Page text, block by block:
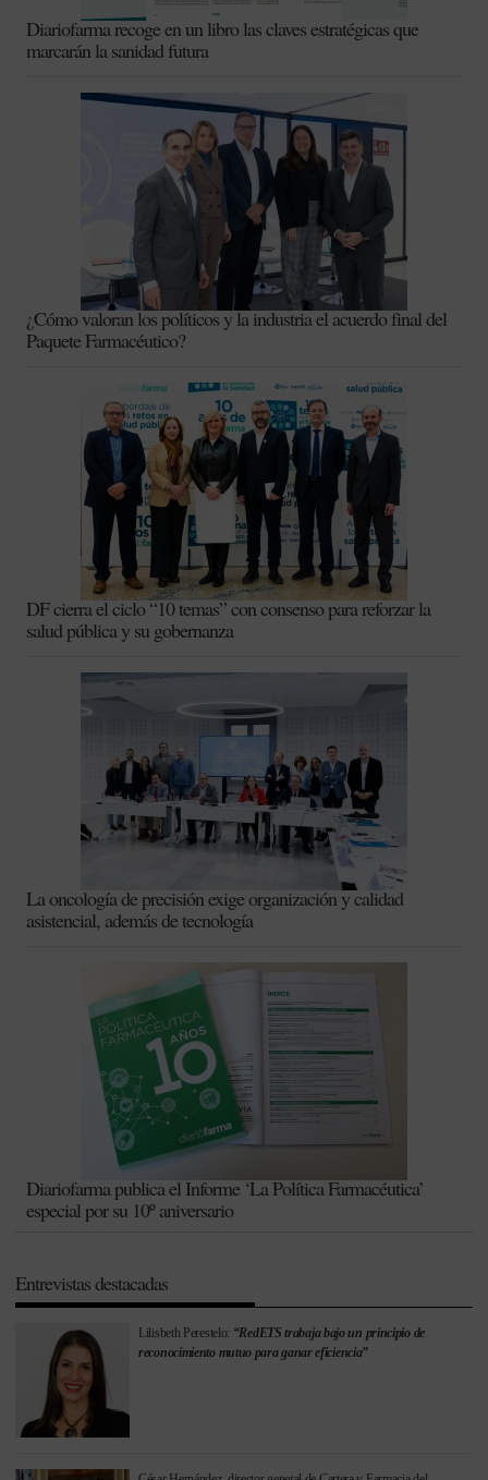
Diariofarma recoge en un libro las claves estratégicas que
marcarán la sanidad futura
¿Cómo valoran los políticos y la industria el acuerdo final del
Paquete Farmacéutico?
DF cierra el ciclo “10 temas” con consenso para reforzar la
salud pública y su gobernanza
La oncología de precisión exige organización y calidad
asistencial, además de tecnología
Diariofarma publica el Informe ‘La Política Farmacéutica’
especial por su 10º aniversario
Entrevistas destacadas
Lilisbeth Perestelo: “RedETS trabaja bajo un principio de
reconocimiento mutuo para ganar eficiencia”